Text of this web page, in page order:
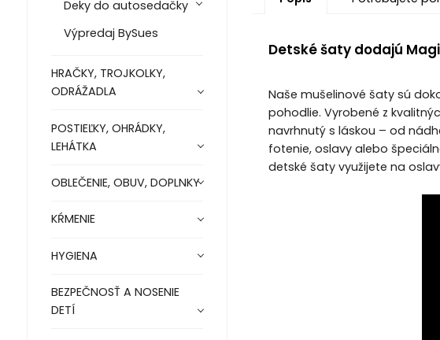
Deky do autosedačky
Výpredaj BySues
HRAČKY, TROJKOLKY,
ODRÁŽADLA
POSTIEĽKY, OHRÁDKY,
LEHÁTKA
OBLEČENIE, OBUV, DOPLNKY
KŔMENIE
HYGIENA
BEZPEČNOSŤ A NOSENIE
DETÍ
Detské šaty dodajú
Naše mušelinové šaty sú
pohodlie. Vyrobené z
navrhnutý s láskou – od
fotenie, oslavy alebo
detské šaty využijete na